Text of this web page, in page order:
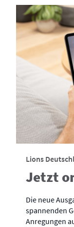
Lions
Jetzt
Die neue
spannenden
Anregungen